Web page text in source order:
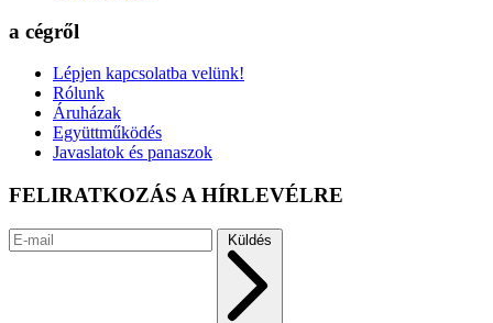
a cégről
Lépjen kapcsolatba velünk!
Rólunk
Áruházak
Együttműködés
Javaslatok és panaszok
FELIRATKOZÁS A HÍRLEVÉLRE
Küldés